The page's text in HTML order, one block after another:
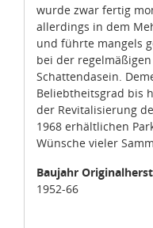
Zustimmung
wurde zwar fertig
allerdings in dem
und führte mangels
bei der
Schattendasein.
Beliebtheitsgrad bis
der Revitalisierung
1968 erhältlichen
Wünsche vieler
Baujahr
1952-66